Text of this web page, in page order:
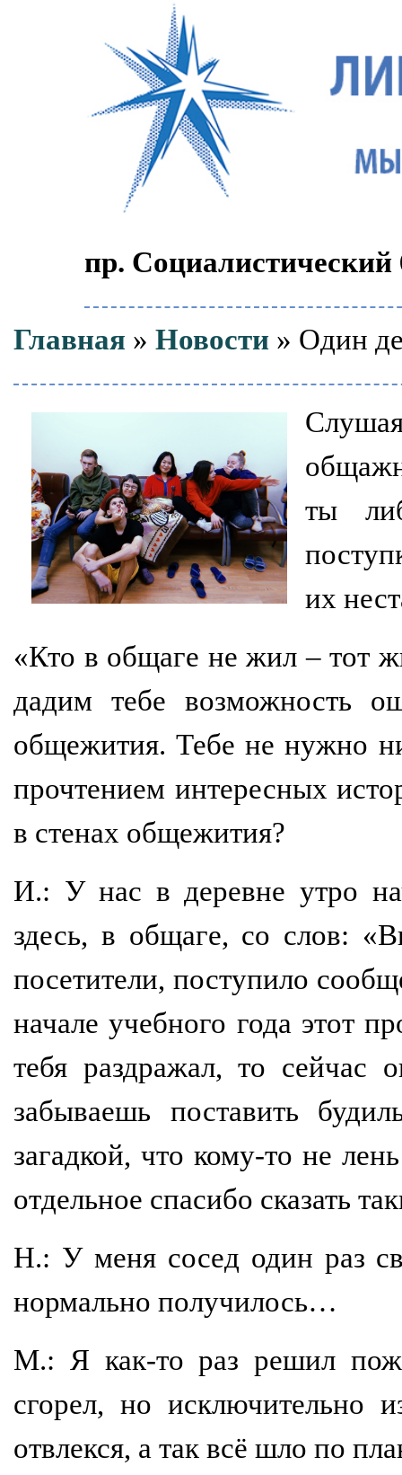
пр. Социалистический
Главная » Новости » Один
ты
их
«Кто в общаге не жил – тот
дадим тебе возможность
общежития. Тебе не нужно
прочтением интересных
в стенах общежития?
И.: У нас в деревне утро
здесь, в общаге, со слов:
посетители, поступило
начале учебного года этот
тебя раздражал, то сейчас
забываешь поставить
загадкой, что кому-то не
отдельное спасибо сказать
Н.: У меня сосед один раз
нормально получилось…
М.: Я как-то раз решил
сгорел, но исключительно
отвлекся, а так всё шло по